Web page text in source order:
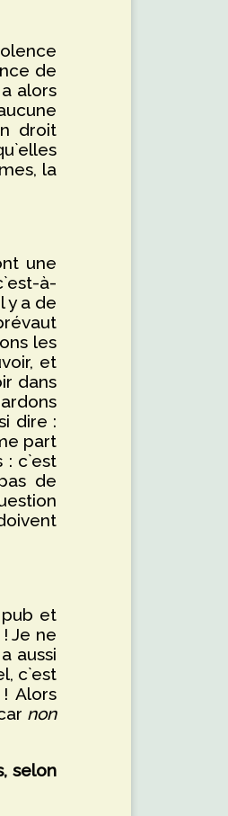
de
alors
droit
la
une
à-
y a de
les
et
dans
dire :
part
: c`est
de
et
Je ne
aussi
c`est
Alors
non
selon